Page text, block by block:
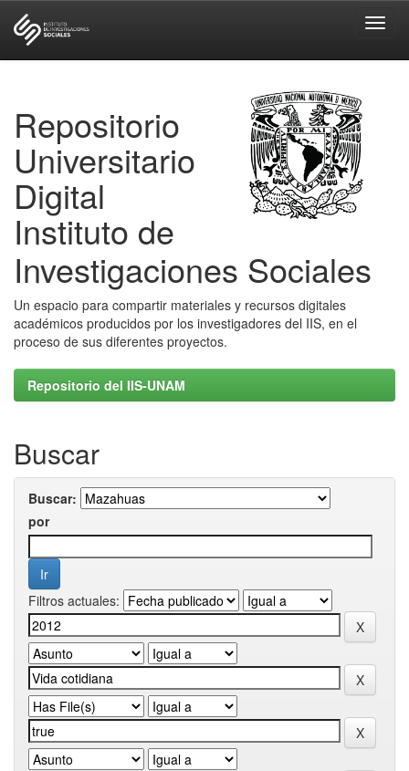
Repositorio
Universitario
Digital
Instituto de
Investigaciones Sociales
Un espacio para compartir materiales y recursos digitales
académicos producidos por los investigadores del IIS, en el
proceso de sus diferentes proyectos.
Repositorio del IIS-UNAM
Buscar
Buscar:
por
Filtros actuales: